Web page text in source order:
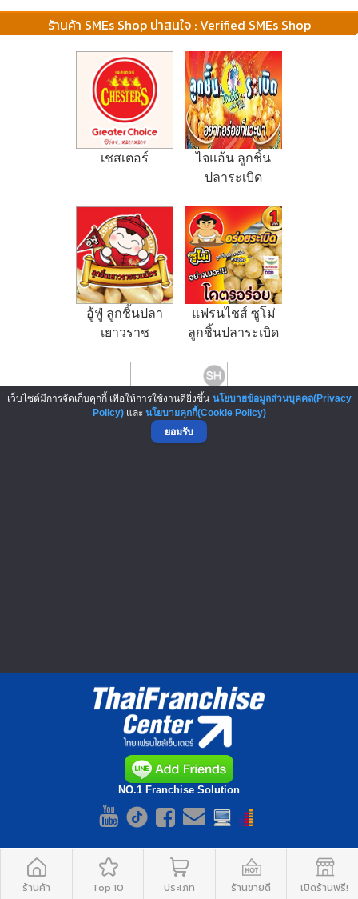
ร้านค้า SMEs Shop น่าสนใจ : Verified SMEs Shop
เชสเตอร์
ไจแอ้น ลูกชิ้น
ปลาระเบิด
อู้ฟู่ ลูกชิ้นปลา
เยาวราช
แฟรนไชส์ ซูโม่
ลูกชิ้นปลาระเบิด
NO.1 Franchise Solution
เว็บไซต์มีการจัดเก็บคุกกี้ เพื่อให้การใช้งานดียิ่งขึ้น นโยบายข้อมูลส่วนบุคคล(Privacy
Policy)และ นโยบายคุกกี้(Cookie Policy)
ยอมรับ
ร้านค้า Top 10 ประเภท ร้านขายดี เปิดร้านฟรี!